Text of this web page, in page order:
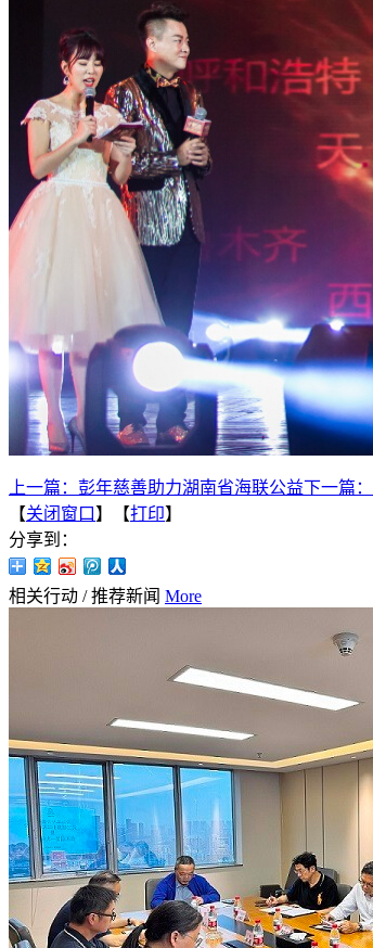
上一篇： 彭年慈善助力湖南省海联公益下一篇：
【关闭窗口 】【打印】
分享到：
相关行动 / 推荐新闻 More